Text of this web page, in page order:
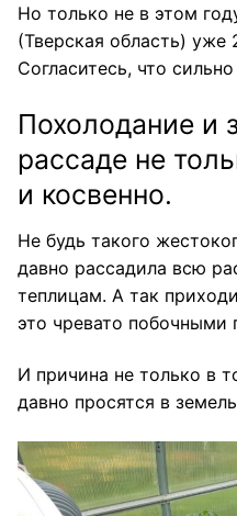
Но только не в этом
(Тверская область) уже
Согласитесь, что
Похолодание и
рассаде не
и косвенно.
Не будь такого
давно рассадила всю
теплицам. А так
это чревато побочными
И причина не только в
давно просятся в